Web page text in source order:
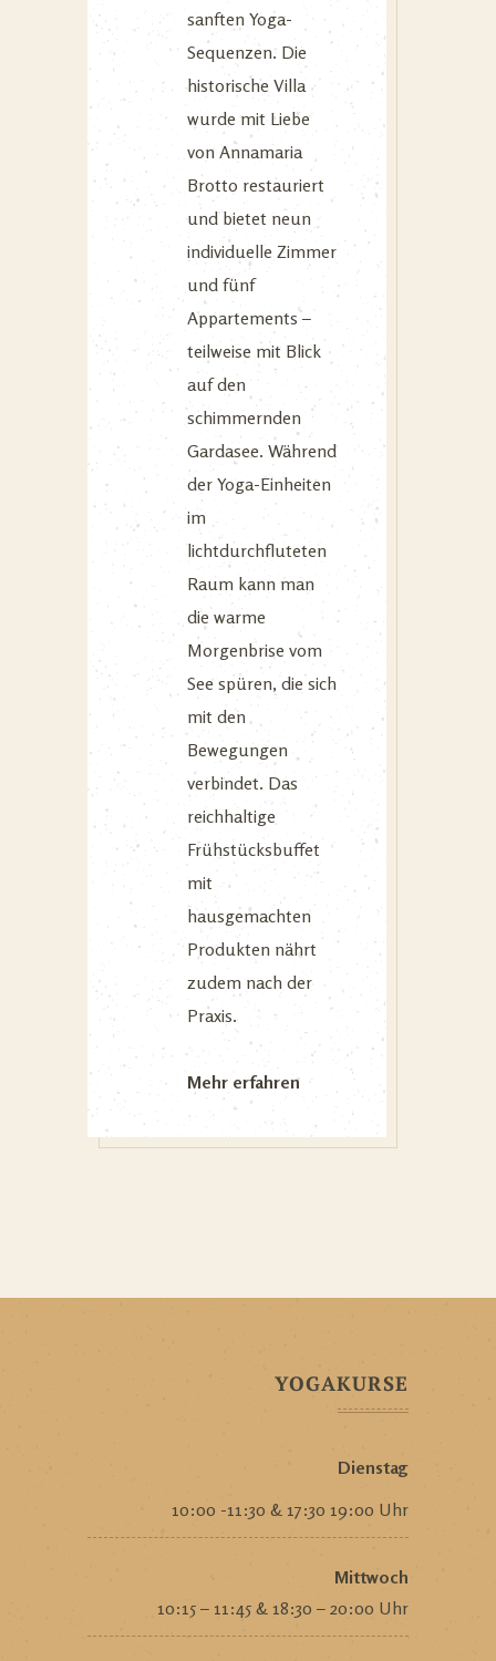
sanften Yoga-
Sequenzen. Die
historische Villa
wurde mit Liebe
von Annamaria
Brotto restauriert
und bietet neun
individuelle Zimmer
und fünf
Appartements –
teilweise mit Blick
auf den
schimmernden
Gardasee. Während
der Yoga-Einheiten
im
lichtdurchfluteten
Raum kann man
die warme
Morgenbrise vom
See spüren, die sich
mit den
Bewegungen
verbindet. Das
reichhaltige
Frühstücksbuffet
mit
hausgemachten
Produkten nährt
zudem nach der
Praxis.
Mehr erfahren
YOGAKURSE
Dienstag
10:00 -11:30 & 17:30 19:00 Uhr
Mittwoch
10:15 – 11:45 & 18:30 – 20:00 Uhr